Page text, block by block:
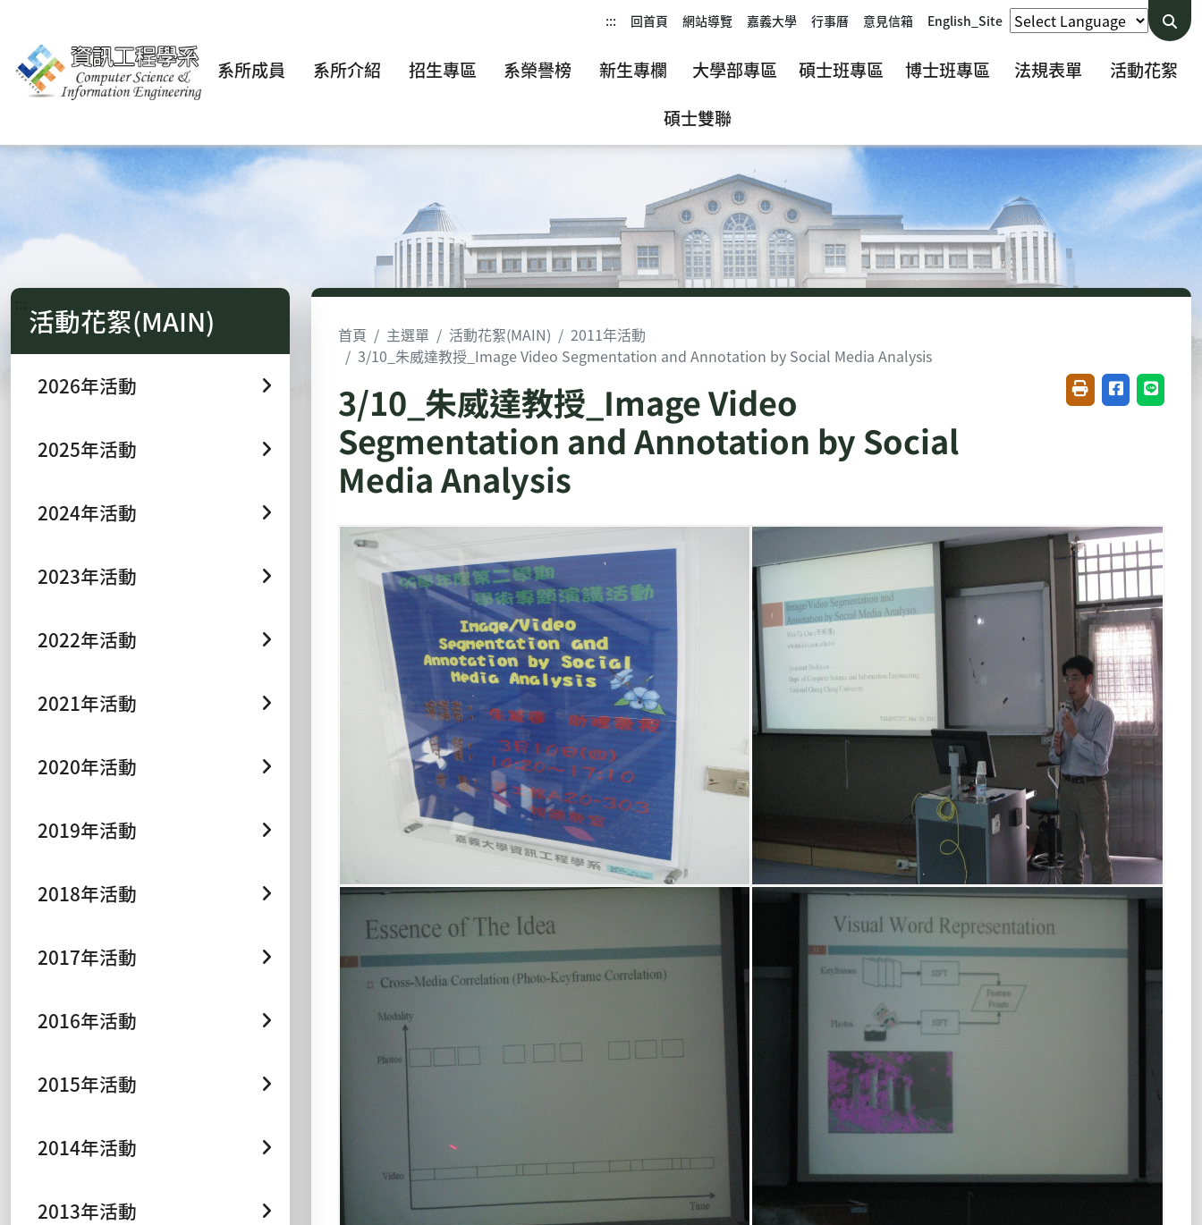
::: 回首頁 網站導覽 嘉義大學 行事曆 意見信箱 English_Site
系所成員 系所介紹 招生專區 系榮譽榜 新生專欄 大學部專區 碩士班專區 博士班專區 法規表單
活動花絮
碩士雙聯
活動花絮(MAIN)
2026年活動
2025年活動
2024年活動
2023年活動
2022年活動
2021年活動
2020年活動
2019年活動
2018年活動
2017年活動
2016年活動
2015年活動
2014年活動
2013年活動
首頁 主選單 活動花絮(MAIN)
2011年活動
3/10_朱威達教授_Image Video Segmentation and Annotation by Social Media Analysis
3/10_朱威達教授_Image Video
Segmentation and Annotation by Social
Media Analysis
友善列印(開新視窗)
分享至臉書(
分享至